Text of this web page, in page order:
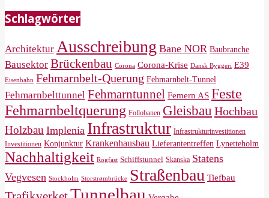
Schlagwörter
Architektur Ausschreibung Bane NOR Baubranche
Bausektor Brückenbau Corona Corona-Krise Dansk Byggeri E39
Eisenbahn Fehmarnbelt-Querung Fehmarnbelt-Tunnel
Fehmarnbelttunnel Fehmarntunnel Femern AS Feste
Fehmarnbeltquerung Follobanen Gleisbau Hochbau
Holzbau Implenia Infrastruktur Infrastrukturinvestitionen
Investitionen Konjunktur Krankenhausbau Lieferantentreffen Lynetteholm
Nachhaltigkeit Rogfast Schiffstunnel Skanska Statens
Vegvesen Stockholm Storstrømbrücke Straßenbau Tiefbau